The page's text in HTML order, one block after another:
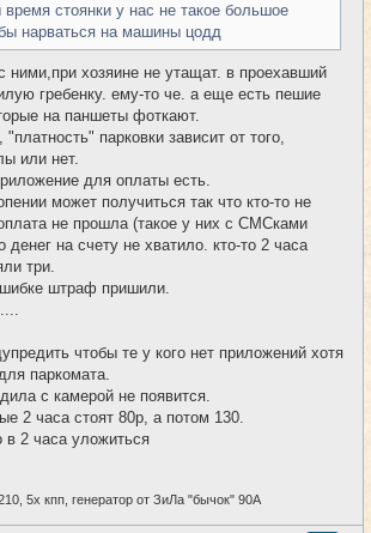
стоянки у нас не такое большое
нарваться на машины цодд
ними,при хозяине не утащат. в проехавший
гребенку. ему-то че. а еще есть пешие
на паншеты фоткают.
парковки зависит от того,
или нет.
для оплаты есть.
может получиться так что кто-то не
не прошла (такое у них с СМСками
денег на счету не хватило. кто-то 2 часа
три.
штраф пришили.
чтобы те у кого нет приложений хотя
паркомата.
с камерой не появится.
2 часа стоят 80р, а потом 130.
в 2 часа уложиться
5х кпп, генератор от ЗиЛа "бычок" 90А